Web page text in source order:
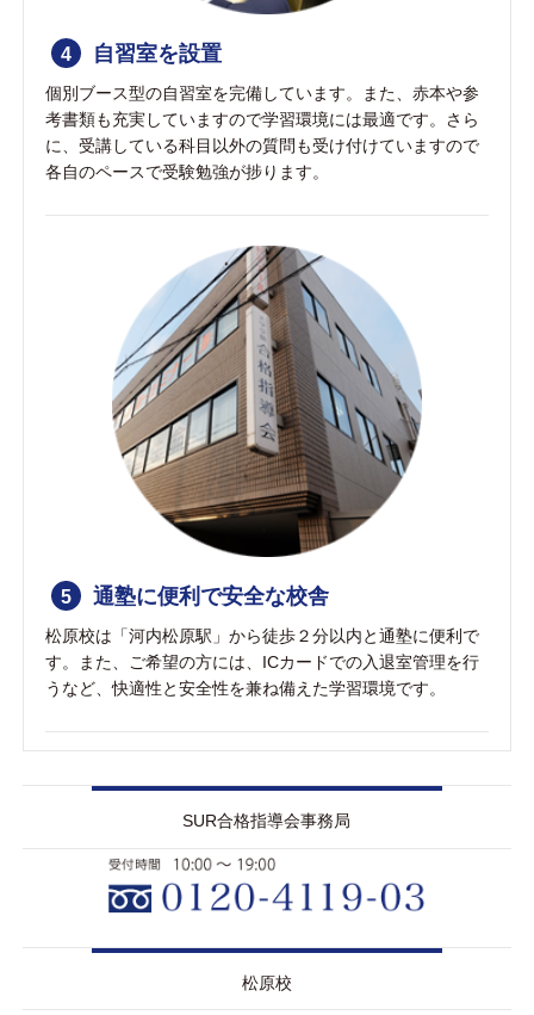
4 自習室を設置
個別ブース型の自習室を完備しています。また、赤本や参
考書類も充実していますので学習環境には最適です。さら
に、受講している科目以外の質問も受け付けていますので
各自のペースで受験勉強が捗ります。
5 通塾に便利で安全な校舎
松原校は「河内松原駅」から徒歩２分以内と通塾に便利で
す。また、ご希望の方には、ICカードでの入退室管理を行
うなど、快適性と安全性を兼ね備えた学習環境です。
SUR合格指導会事務局
松原校